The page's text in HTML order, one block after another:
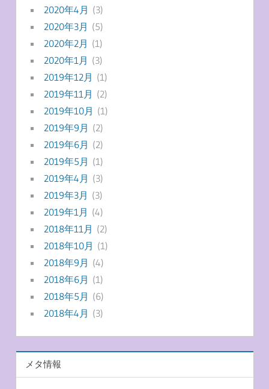
2020年4月 (3)
2020年3月 (5)
2020年2月 (1)
2020年1月 (3)
2019年12月 (1)
2019年11月 (2)
2019年10月 (1)
2019年9月 (2)
2019年6月 (2)
2019年5月 (1)
2019年4月 (3)
2019年3月 (3)
2019年1月 (4)
2018年11月 (2)
2018年10月 (1)
2018年9月 (4)
2018年6月 (1)
2018年5月 (6)
2018年4月 (3)
メタ情報